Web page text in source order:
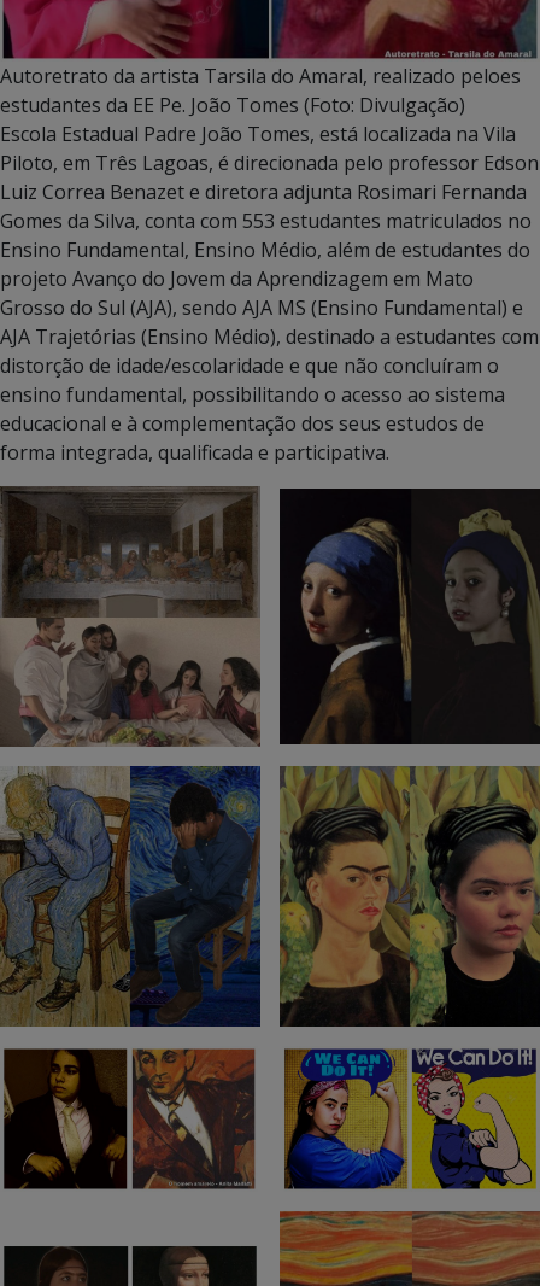
Autoretrato da artista Tarsila do Amaral, realizado peloes
estudantes da EE Pe. João Tomes (Foto: Divulgação)
Escola Estadual Padre João Tomes, está localizada na Vila
Piloto, em Três Lagoas, é direcionada pelo professor Edson
Luiz Correa Benazet e diretora adjunta Rosimari Fernanda
Gomes da Silva, conta com 553 estudantes matriculados no
Ensino Fundamental, Ensino Médio, além de estudantes do
projeto Avanço do Jovem da Aprendizagem em Mato
Grosso do Sul (AJA), sendo AJA MS (Ensino Fundamental) e
AJA Trajetórias (Ensino Médio), destinado a estudantes com
distorção de idade/escolaridade e que não concluíram o
ensino fundamental, possibilitando o acesso ao sistema
educacional e à complementação dos seus estudos de
forma integrada, qualificada e participativa.